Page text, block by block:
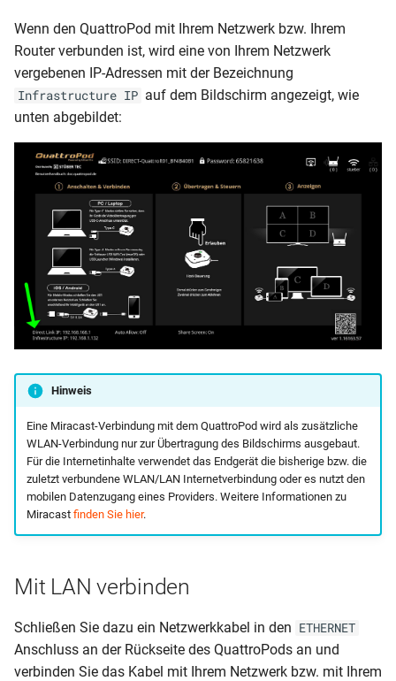
Wenn den QuattroPod mit Ihrem Netzwerk bzw. Ihrem
Router verbunden ist, wird eine von Ihrem Netzwerk
vergebenen IP-Adressen mit der Bezeichnung
Infrastructure IP auf dem Bildschirm angezeigt, wie
unten abgebildet:
Hinweis
Eine Miracast-Verbindung mit dem QuattroPod wird als zusätzliche
WLAN-Verbindung nur zur Übertragung des Bildschirms ausgebaut.
Für die Internetinhalte verwendet das Endgerät die bisherige bzw. die
zuletzt verbundene WLAN/LAN Internetverbindung oder es nutzt den
mobilen Datenzugang eines Providers. Weitere Informationen zu
Miracast finden Sie hier.
Mit LAN verbinden
Schließen Sie dazu ein Netzwerkkabel in den ETHERNET
Anschluss an der Rückseite des QuattroPods an und
verbinden Sie das Kabel mit Ihrem Netzwerk bzw. mit Ihrem